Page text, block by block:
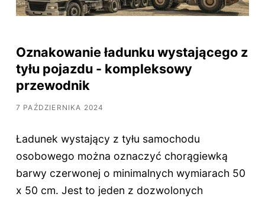
Oznakowanie ładunku wystającego z
tyłu pojazdu - kompleksowy
przewodnik
7 PAŹDZIERNIKA 2024
Ładunek wystający z tyłu samochodu
osobowego można oznaczyć chorągiewką
barwy czerwonej o minimalnych wymiarach 50
x 50 cm. Jest to jeden z dozwolonych